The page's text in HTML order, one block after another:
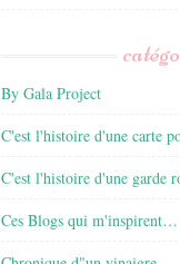
By Gala Project
C'est l'histoire d'une carte
C'est l'histoire d'une garde
Ces Blogs qui m'inspirent…